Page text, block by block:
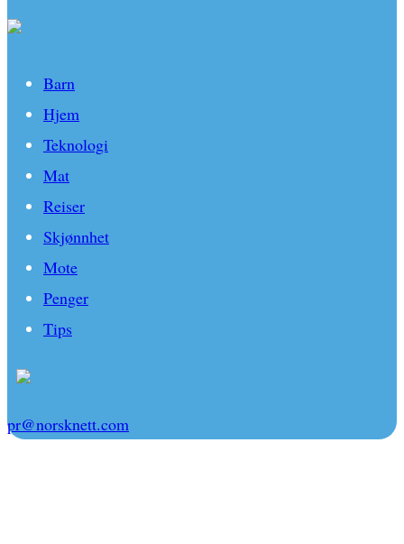
Barn
Hjem
Teknologi
Mat
Reiser
Skjønnhet
Mote
Penger
Tips
pr@norsknett.com